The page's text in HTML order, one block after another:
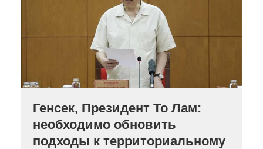
Генсек, Президент То Лам:
необходимо обновить
подходы к территориальному